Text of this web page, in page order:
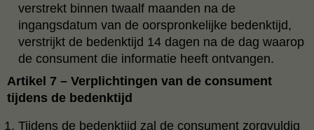
verstrekt binnen twaalf maanden na de
ingangsdatum van de oorspronkelijke bedenktijd,
verstrijkt de bedenktijd 14 dagen na de dag waarop
de consument die informatie heeft ontvangen.
Artikel 7 – Verplichtingen van de consument
tijdens de bedenktijd
Tijdens de bedenktijd zal de consument zorgvuldig